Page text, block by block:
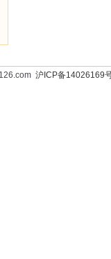
沪ICP备14026169